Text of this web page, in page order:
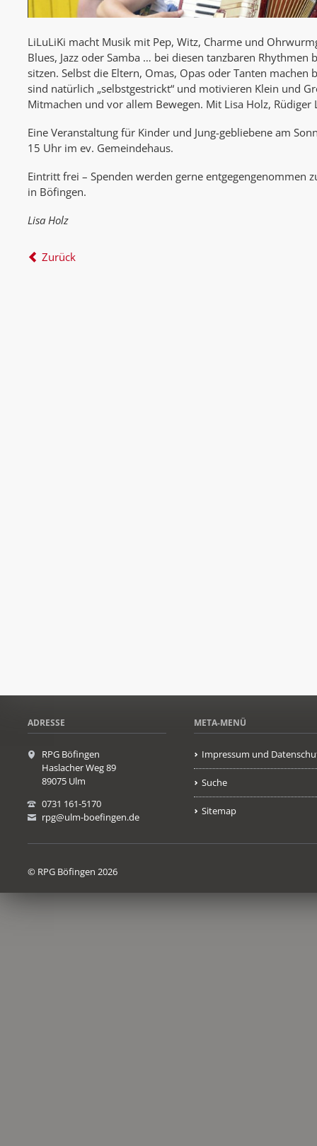
LiLuLiKi macht Musik mit Pep, Witz, Charme und
Blues, Jazz oder Samba … bei diesen tanzbaren Rhythmen
sitzen. Selbst die Eltern, Omas, Opas oder Tanten machen
sind natürlich „selbstgestrickt“ und motivieren Klein und
Mitmachen und vor allem Bewegen. Mit Lisa Holz,
Eine Veranstaltung für Kinder und Jung-gebliebene am
15 Uhr im ev. Gemeindehaus.
Eintritt frei – Spenden werden gerne entgegengenommen
in Böfingen.
Lisa Holz
Zurück
ADRESSE
RPG Böfingen
Haslacher Weg 89
89075 Ulm
0731 161-5170
rpg@ulm-boefingen.de
META-MENÜ
Impressum und
Suche
Sitemap
© RPG Böfingen 2026